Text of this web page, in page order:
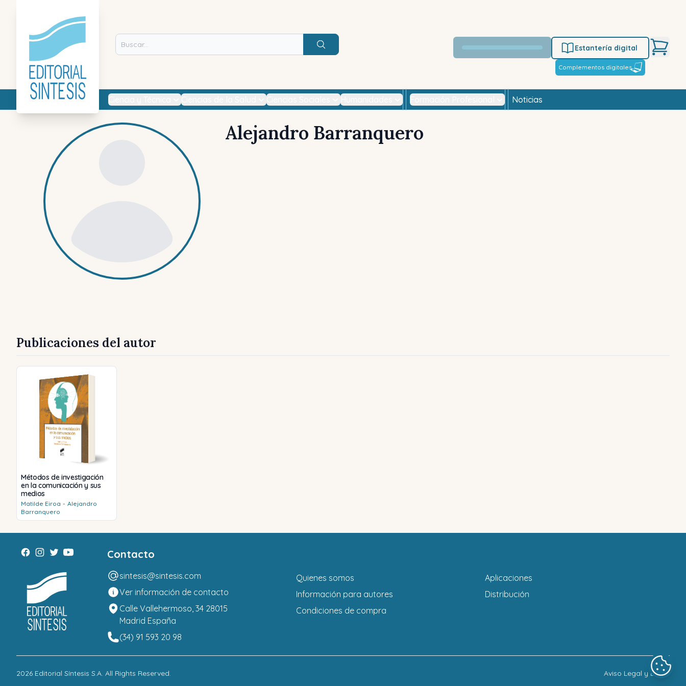
Buscar
Estantería digital
Complementos digitales
Noticias
Alejandro Barranquero
Publicaciones del autor
Métodos de investigación
en la comunicación y sus
medios
Matilde Eiroa - Alejandro
Barranquero
Contacto
sintesis@sintesis.com
Ver información de contacto
Calle Vallehermoso, 34 28015
Madrid España
(34) 91 593 20 98
Quienes somos
Información para autores
Condiciones de compra
Aplicaciones
Distribución
2026 Editorial Síntesis S.A. All Rights Reserved. Aviso Legal y LOPD